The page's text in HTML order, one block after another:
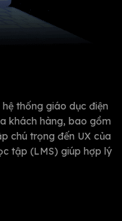
thống giáo dục điện
khách hàng, bao gồm
chú trọng đến UX của
tập (LMS) giúp hợp lý